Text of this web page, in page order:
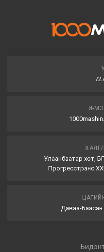
И-
Улаанбаатар хот,
Прогресстранс
Даваа-Баасан